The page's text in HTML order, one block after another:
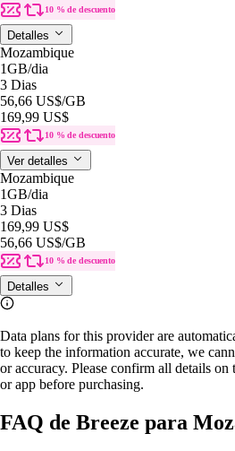
10 % de descuento
Detalles
Mozambique
1GB/dia
3 Dias
56,66 US$/GB
169,99 US$
10 % de descuento
Ver detalles
Mozambique
1GB/dia
3 Dias
169,99 US$
56,66 US$/GB
10 % de descuento
Detalles
Data plans for this provider are
to keep the information accurate, we
or accuracy. Please confirm all details
or app before purchasing.
FAQ de Breeze para